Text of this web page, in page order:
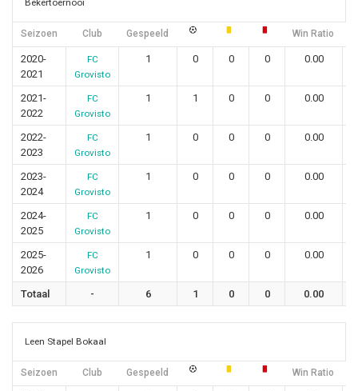
Bekertoernooi
Seizoen Club Gespeeld Win Ratio
2020-
2021
FC
Grovisto
1 0 0 0 0.00
2021-
2022
FC
Grovisto
1 1 0 0 0.00
2022-
2023
FC
Grovisto
1 0 0 0 0.00
2023-
2024
FC
Grovisto
1 0 0 0 0.00
2024-
2025
FC
Grovisto
1 0 0 0 0.00
2025-
2026
FC
Grovisto
1 0 0 0 0.00
Totaal - 6 1 0 0 0.00
Leen Stapel Bokaal
Seizoen Club Gespeeld Win Ratio